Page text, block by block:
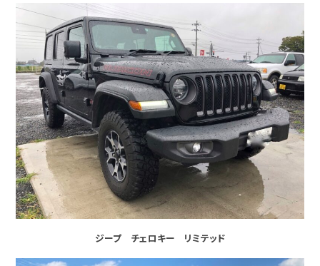
ジープ チェロキー リミテッド